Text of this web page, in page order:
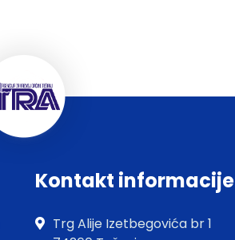
Kontakt informacije
Trg Alije Izetbegovića br 1